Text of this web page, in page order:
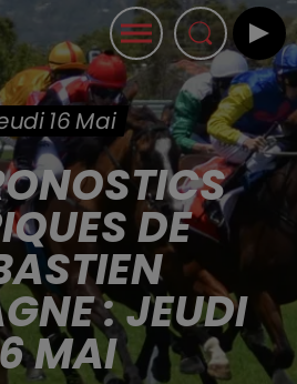
16 Mai
DE
: JEUDI
MAI